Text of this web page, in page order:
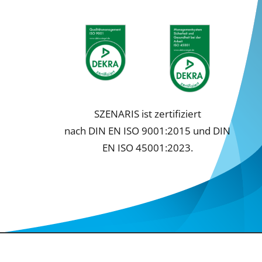
SZENARIS ist zertifiziert
nach DIN EN ISO 9001:2015 und DIN
EN ISO 45001:2023.